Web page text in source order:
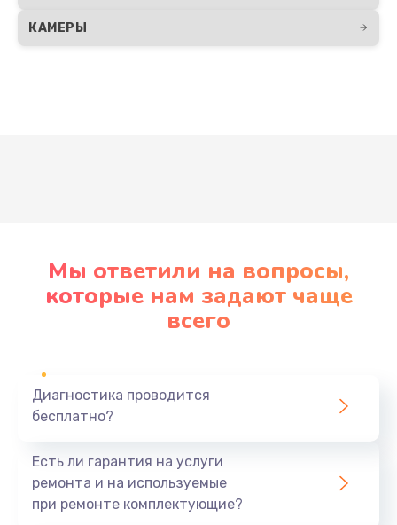
КАМЕРЫ
Мы ответили на вопросы,
которые нам задают чаще
всего
Диагностика проводится
бесплатно?
Есть ли гарантия на услуги
ремонта и на используемые
при ремонте комплектующие?